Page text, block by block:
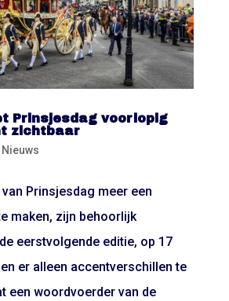
Prinsjesdag voorlopig
zichtbaar
Nieuws
Prinsjesdag meer een
maken, zijn behoorlijk
eerstvolgende editie, op 17
er alleen accentverschillen te
een woordvoerder van de